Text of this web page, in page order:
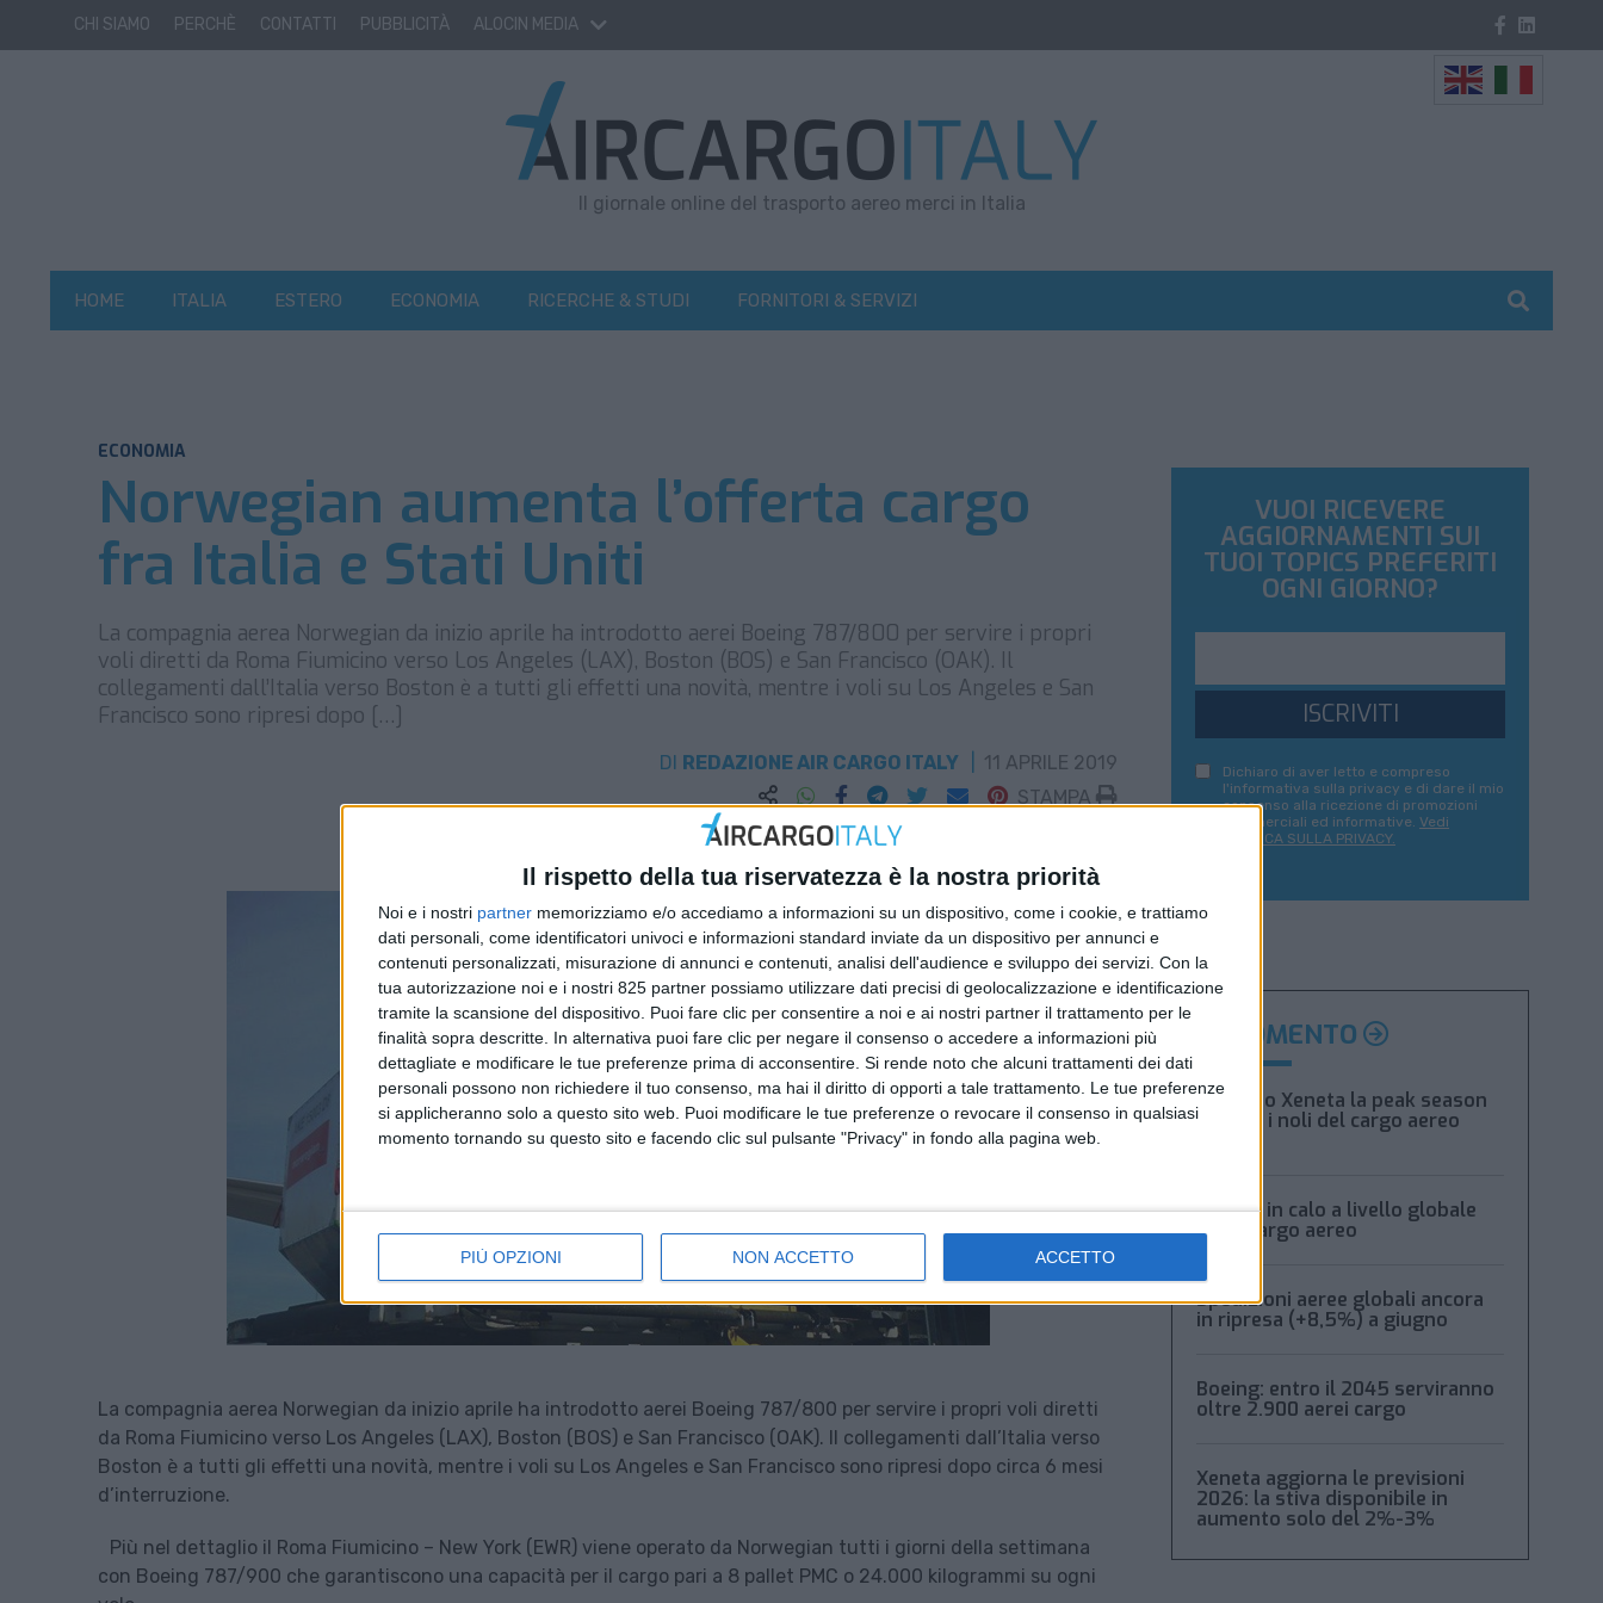
Il rispetto della tua riservatezza è la nostra priorità
Noi e i nostri partner memorizziamo e/o accediamo a informazioni su un dispositivo, come i cookie, e trattiamo
dati personali, come identificatori univoci e informazioni standard inviate da un dispositivo per annunci e
contenuti personalizzati, misurazione di annunci e contenuti, analisi dell'audience e sviluppo dei servizi. Con la
tua autorizzazione noi e i nostri 825 partner possiamo utilizzare dati precisi di geolocalizzazione e identificazione
tramite la scansione del dispositivo. Puoi fare clic per consentire a noi e ai nostri partner il trattamento per le
finalità sopra descritte. In alternativa puoi fare clic per negare il consenso o accedere a informazioni più
dettagliate e modificare le tue preferenze prima di acconsentire. Si rende noto che alcuni trattamenti dei dati
personali possono non richiedere il tuo consenso, ma hai il diritto di opporti a tale trattamento. Le tue preferenze
si applicheranno solo a questo sito web. Puoi modificare le tue preferenze o revocare il consenso in qualsiasi
momento tornando su questo sito e facendo clic sul pulsante "Privacy" in fondo alla pagina web.
PIÙ OPZIONI NON ACCETTO ACCETTO
CHI SIAMO PERCHÈ CONTATTI PUBBLICITÀ ALOCIN MEDIA
Il giornale online del trasporto aereo merci in Italia
HOME ITALIA ESTERO ECONOMIA RICERCHE & STUDI FORNITORI & SERVIZI
ECONOMIA
Norwegian aumenta l’offerta cargo
fra Italia e Stati Uniti
La compagnia aerea Norwegian da inizio aprile ha introdotto aerei Boeing 787/800 per servire i propri
voli diretti da Roma Fiumicino verso Los Angeles (LAX), Boston (BOS) e San Francisco (OAK). Il
collegamenti dall’Italia verso Boston è a tutti gli effetti una novità, mentre i voli su Los Angeles e San
Francisco sono ripresi dopo […]
DI REDAZIONE AIR CARGO ITALY
11 APRILE 2019
STAMPA
La compagnia aerea Norwegian da inizio aprile ha introdotto aerei Boeing 787/800 per servire i propri voli diretti
da Roma Fiumicino verso Los Angeles (LAX), Boston (BOS) e San Francisco (OAK). Il collegamenti dall’Italia verso
Boston è a tutti gli effetti una novità, mentre i voli su Los Angeles e San Francisco sono ripresi dopo circa 6 mesi
d’interruzione.
Più nel dettaglio il Roma Fiumicino – New York (EWR) viene operato da Norwegian tutti i giorni della settimana
con Boeing 787/900 che garantiscono una capacità per il cargo pari a 8 pallet PMC o 24.000 kilogrammi su ogni
VUOI RICEVERE
AGGIORNAMENTI SUI
TUOI TOPICS PREFERITI
OGNI GIORNO?
ISCRIVITI
Dichiaro di aver letto e compreso
l'informativa sulla privacy e di dare il mio
consenso alla ricezione di promozioni
commerciali ed informative. Vedi
POLITICA SULLA PRIVACY.
ARGOMENTO
Secondo Xeneta la peak season
frena e i noli del cargo aereo
Volumi in calo a livello globale
per il cargo aereo
Spedizioni aeree globali ancora
in ripresa (+8,5%) a giugno
Boeing: entro il 2045 serviranno
oltre 2.900 aerei cargo
Xeneta aggiorna le previsioni
2026: la stiva disponibile in
aumento solo del 2%-3%